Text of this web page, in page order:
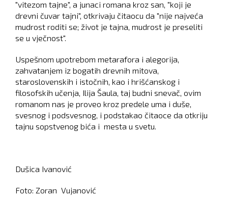
"vitezom tajne", a junaci romana kroz san, "koji je
drevni čuvar tajni", otkrivaju čitaocu da "nije najveća
mudrost roditi se; život je tajna, mudrost je preseliti
se u vječnost".
Uspešnom upotrebom metarafora i alegorija,
zahvatanjem iz bogatih drevnih mitova,
staroslovenskih i istočnih, kao i hrišćanskog i
filosofskih učenja, Ilija Šaula, taj budni snevač, ovim
romanom nas je proveo kroz predele uma i duše,
svesnog i podsvesnog, i podstakao čitaoce da otkriju
tajnu sopstvenog bića i mesta u svetu.
Dušica Ivanović
Foto: Zoran Vujanović